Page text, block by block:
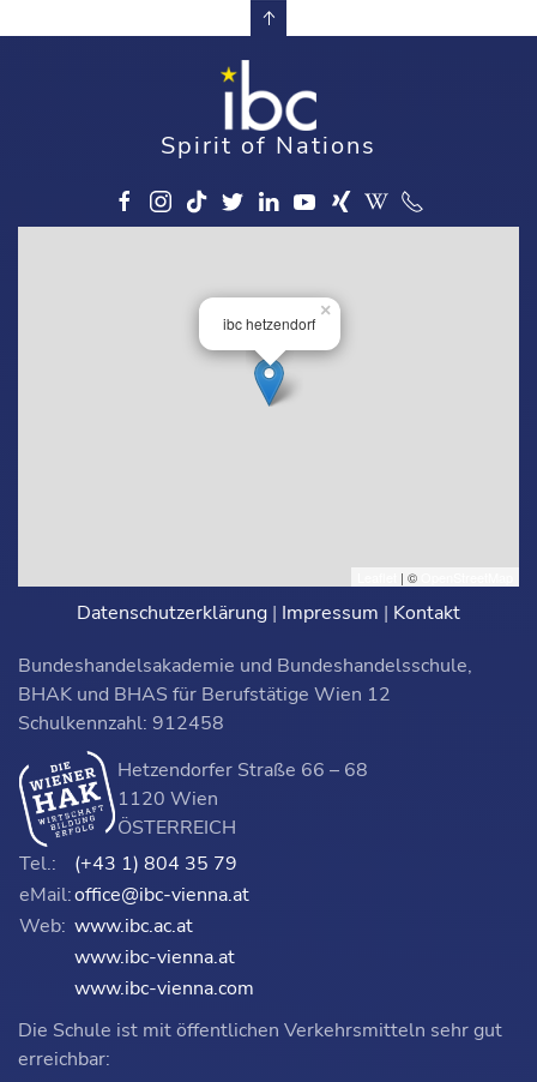
Spirit of Nations
ibc hetzendorf
×
| ©
Datenschutzerklärung | Impressum | Kontakt
Bundeshandelsakademie und Bundeshandelsschule,
BHAK und BHAS für Berufstätige Wien 12
Schulkennzahl: 912458
Hetzendorfer Straße 66 – 68
1120 Wien
ÖSTERREICH
Tel.:
(+43 1) 804 35 79
eMail:office@ibc-vienna.at
Web: www.ibc.ac.at
www.ibc-vienna.at
www.ibc-vienna.com
Die Schule ist mit öffentlichen Verkehrsmitteln sehr gut
erreichbar: